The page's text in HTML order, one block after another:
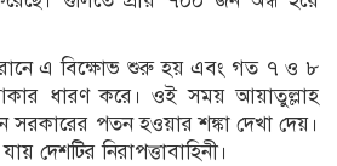
এ বিক্ষোভ শুরু হয় এবং গত ৭ ও ৮
ধারণ করে। ওই সময় আয়াতুল্লাহ
সরকারের পতন হওয়ার শঙ্কা দেখা দেয়।
দেশটির নিরাপত্তাবাহিনী।